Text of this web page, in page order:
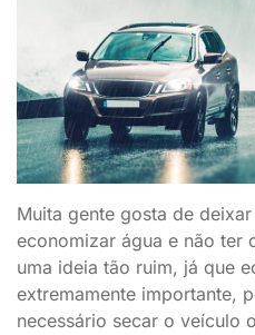
Muita gente gosta de
economizar água e não ter
uma ideia tão ruim, já que
extremamente importante,
necessário secar o veículo